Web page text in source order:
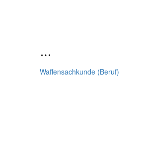
Waffensachkunde (Beruf)